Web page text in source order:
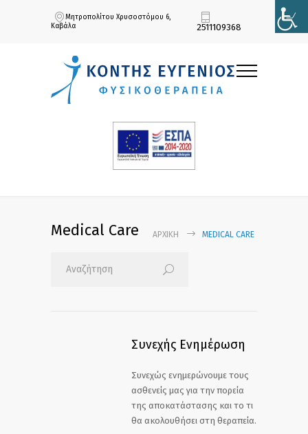
Μητροπολίτου Χρυσοστόμου 6,
Καβάλα
2511109368
Medical Care ΑΡΧΙΚΉ MEDICAL CARE
Συνεχής Ενημέρωση
Συνεχώς ενημερώνουμε τους
ασθενείς μας για την πορεία
της αποκατάστασης και το τι
θα ακολουθήσει στη θεραπεία.